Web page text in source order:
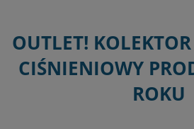
OUTLET!
CIŚNIENIOWY
ROKU